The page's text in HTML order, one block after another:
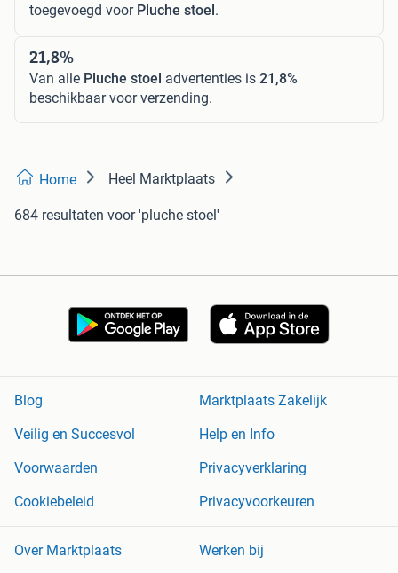
toegevoegd voor Pluche stoel.
21,8%
Van alle Pluche stoel advertenties is 21,8%
beschikbaar voor verzending.
Home Heel Marktplaats
684 resultaten voor 'pluche stoel'
Blog
Marktplaats Zakelijk
Veilig en Succesvol
Help en Info
Voorwaarden
Privacyverklaring
Cookiebeleid
Privacyvoorkeuren
Over Marktplaats Werken bij